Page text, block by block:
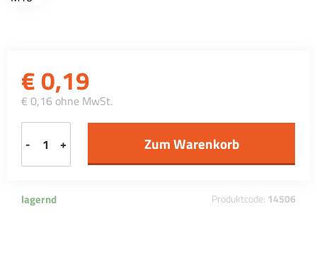
€0,19
€ 0,16 ohne MwSt.
- +
lagernd Produktcode: 14506